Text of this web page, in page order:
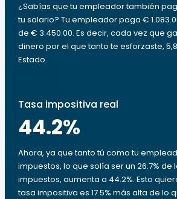
¿Sabías que tu empleador también
tu salario? Tu empleador paga €
de € 3.450.00. Es decir, cada vez que
dinero por el que tanto te esforzaste,
Estado.
Tasa impositiva real
44.2%
Ahora, ya que tanto tú como tu
impuestos, lo que solía ser un 26.7% de
impuestos, aumenta a 44.2%. Esto
tasa impositiva es 17.5% más alta de lo